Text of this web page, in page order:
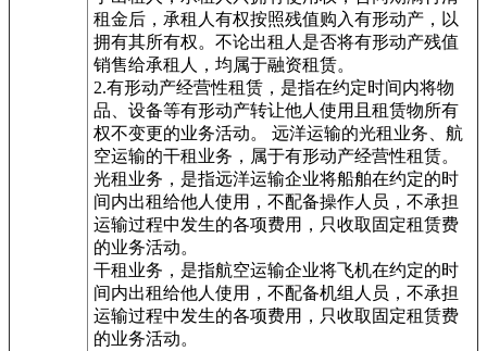
租金后，承租人有权按照残值购入有形动产，以
拥有其所有权。不论出租人是否将有形动产残值
销售给承租人，均属于融资租赁。
2.有形动产经营性租赁，是指在约定时间内将物
品、设备等有形动产转让他人使用且租赁物所有
权不变更的业务活动。 远洋运输的光租业务、航
空运输的干租业务，属于有形动产经营性租赁。
光租业务，是指远洋运输企业将船舶在约定的时
间内出租给他人使用，不配备操作人员，不承担
运输过程中发生的各项费用，只收取固定租赁费
的业务活动。
干租业务，是指航空运输企业将飞机在约定的时
间内出租给他人使用，不配备机组人员，不承担
运输过程中发生的各项费用，只收取固定租赁费
的业务活动。